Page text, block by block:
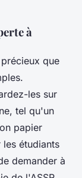
à
que
les sur
tel qu'un
papier
étudiants
demander à